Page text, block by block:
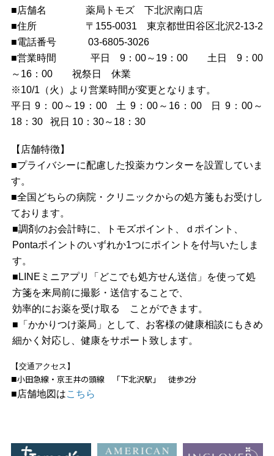
■店舗名 薬局トモズ 下北沢南口店
■住所 〒155-0031 東京都世田谷区北沢2-13-2
■電話番号 03-6805-3026
■営業時間 平日 9：00～19：00 土日 9：00
～16：00 祝祭日 休業
※10/1（火）より営業時間が変更となります。
平日 9：00～19：00 土 9：00～16：00
日 9：00～
18：30 祝日 10：30～18：30
【 店舗特徴】
■プライバシーに配慮した投薬カウンターを設置していま
す。
■全国どちらの病院・クリニックからの処方箋もお受けし
ております。
■調剤のお会計時に、トモズポイント、ｄポイント、
Pontaポイントのいずれか1つにポイントを付与いたしま
す。
■LINEミニアプリ「どこでも処方せん送信」を使って処
方箋を来局前に撮影・送信することで、
効率的にお薬を受け取る ことができます。
■「かかりつけ薬局」として、お客様の健康相談にもきめ
細かく対応し、健康をサポート致します。
​​​【交通アクセス】
■小田急線・京王井の頭線 「下北沢駅」 徒歩2分
■店舗地図はこちら